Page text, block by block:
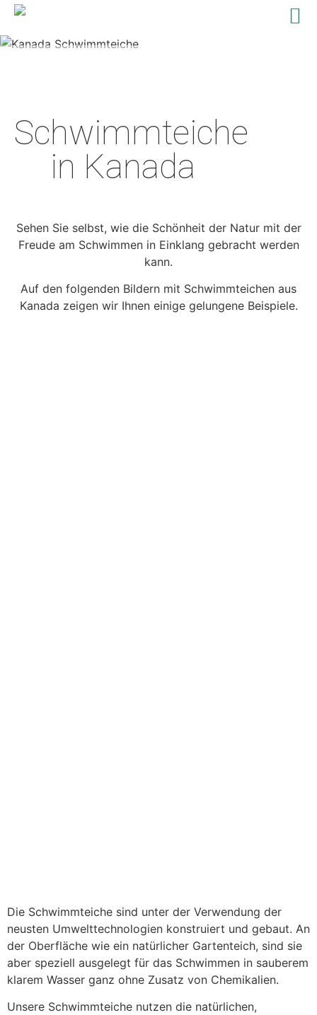
Schwimmteiche
in Kanada
Sehen Sie selbst, wie die Schönheit der Natur mit der
Freude am Schwimmen in Einklang gebracht werden
kann.
Auf den folgenden Bildern mit Schwimmteichen aus
Kanada zeigen wir Ihnen einige gelungene Beispiele.
Die Schwimmteiche sind unter der Verwendung der
neusten Umwelttechnologien konstruiert und gebaut. An
der Oberfläche wie ein natürlicher Gartenteich, sind sie
aber speziell ausgelegt für das Schwimmen in sauberem
klarem Wasser ganz ohne Zusatz von Chemikalien.
Unsere Schwimmteiche nutzen die natürlichen,